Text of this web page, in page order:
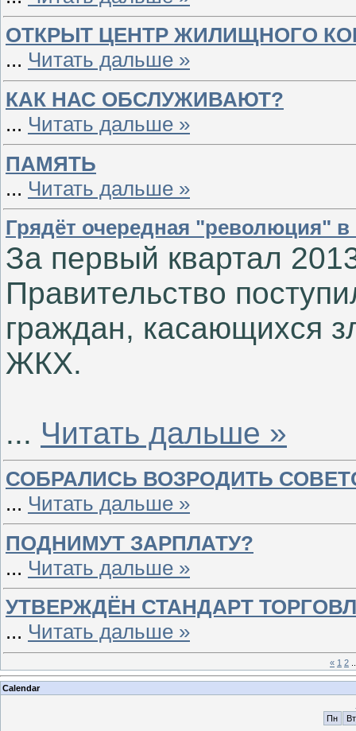
ОТКРЫТ ЦЕНТР ЖИЛИЩНОГО
... Читать дальше »
КАК НАС ОБСЛУЖИВАЮТ?
... Читать дальше »
ПАМЯТЬ
... Читать дальше »
Грядёт очередная "революция"
За первый квартал
Правительство
граждан, касающихся
ЖКХ.
... Читать дальше »
СОБРАЛИСЬ ВОЗРОДИТЬ
... Читать дальше »
ПОДНИМУТ ЗАРПЛАТУ?
... Читать дальше »
УТВЕРЖДЁН СТАНДАРТ
... Читать дальше »
« 1 2
Calendar
Пн
Вт